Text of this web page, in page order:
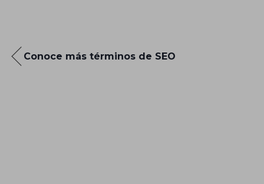
Conoce más términos de SEO